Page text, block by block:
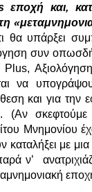
εποχή και,
θα υπάρξει
συν
Plus,
να
και για την
(Αν
Μνημονίου
καταλήξει με
ν’